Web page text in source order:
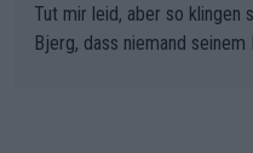
Tut mir leid, aber so
Bjerg, dass niemand seinem